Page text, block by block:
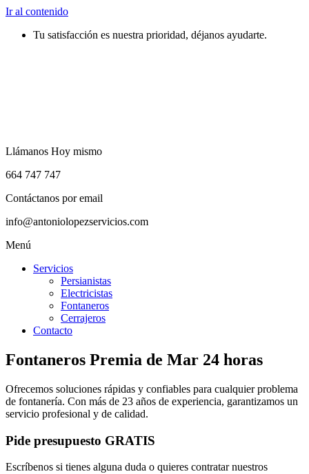
Ir al contenido
Tu satisfacción es nuestra prioridad, déjanos ayudarte.
Llámanos Hoy mismo
664 747 747
Contáctanos por email
info@antoniolopezservicios.com
Menú
Servicios
Persianistas
Electricistas
Fontaneros
Cerrajeros
Contacto
Fontaneros Premia de Mar 24 horas
Ofrecemos soluciones rápidas y confiables para cualquier problema
de fontanería. Con más de 23 años de experiencia, garantizamos un
servicio profesional y de calidad.
Pide presupuesto GRATIS
Escríbenos si tienes alguna duda o quieres contratar nuestros